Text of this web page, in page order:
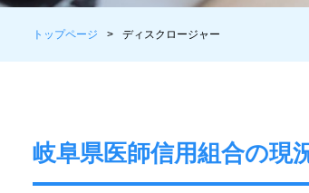
トップページ ディスクロージャー
岐阜県医師信用組合の現